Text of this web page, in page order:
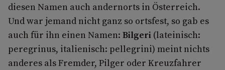
diesen Namen auch andernorts in Österreich.
Und war jemand nicht ganz so ortsfest, so gab es
auch für ihn einen Namen: Bilgeri (lateinisch:
peregrinus, italienisch: pellegrini) meint nichts
anderes als Fremder, Pilger oder Kreuzfahrer